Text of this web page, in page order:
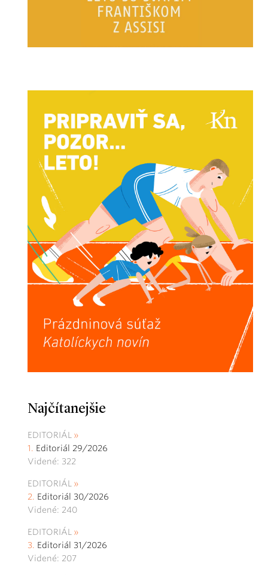
Najčítanejšie
EDITORIÁL
Editoriál 29/2026
Videné: 322
EDITORIÁL
Editoriál 30/2026
Videné: 240
EDITORIÁL
Editoriál 31/2026
Videné: 207